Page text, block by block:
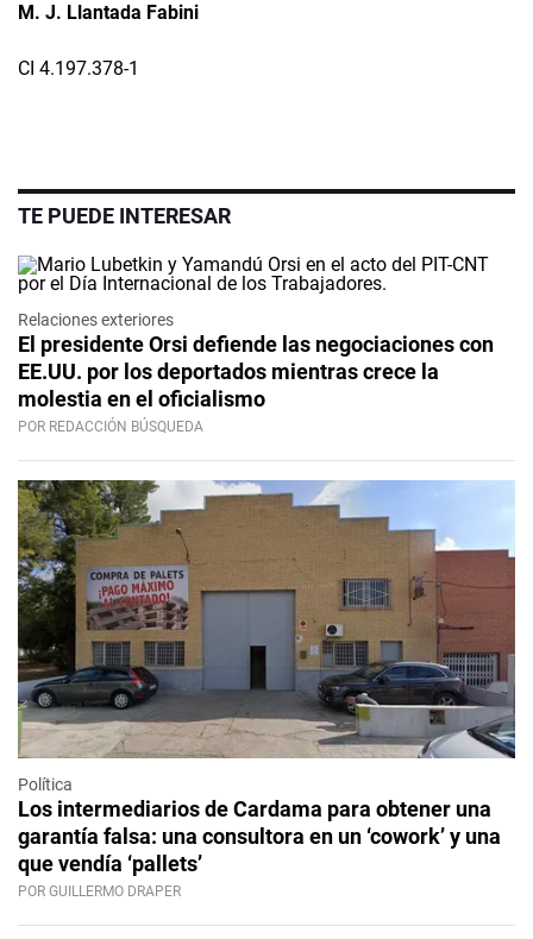
M. J. Llantada Fabini
CI 4.197.378-1
TE PUEDE INTERESAR
Relaciones exteriores
El presidente Orsi defiende las negociaciones con
EE.UU. por los deportados mientras crece la
molestia en el oficialismo
POR REDACCIÓN BÚSQUEDA
Política
Los intermediarios de Cardama para obtener una
garantía falsa: una consultora en un ‘cowork’ y una
que vendía ‘pallets’
POR GUILLERMO DRAPER